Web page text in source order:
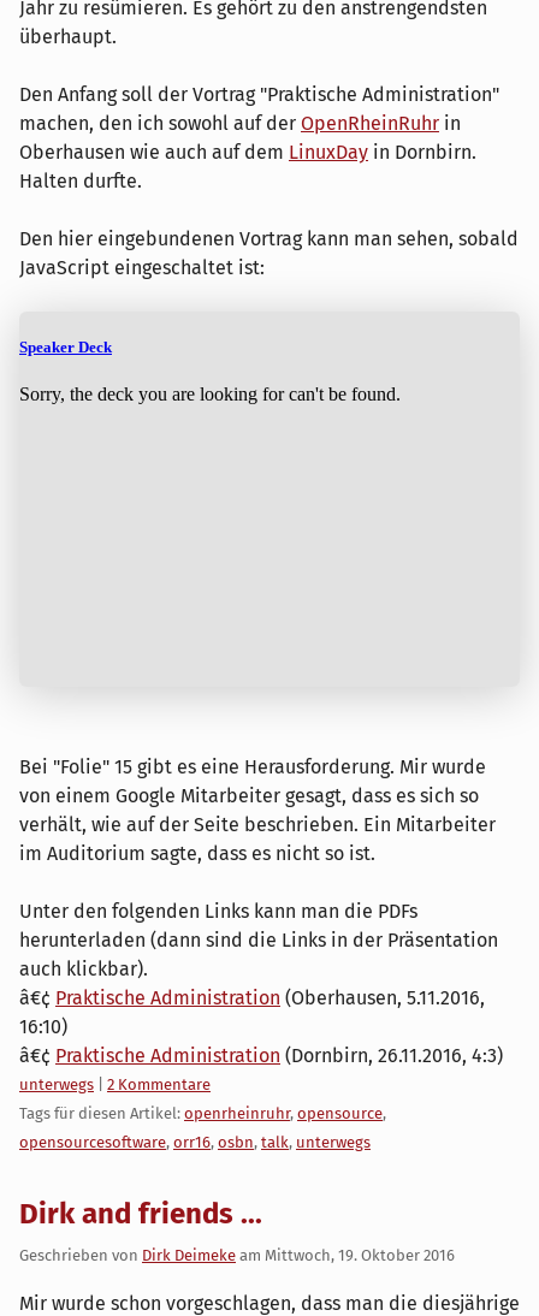
Jahr zu resümieren. Es gehört zu den anstrengendsten
überhaupt.
Den Anfang soll der Vortrag "Praktische Administration"
machen, den ich sowohl auf der OpenRheinRuhr in
Oberhausen wie auch auf dem LinuxDay in Dornbirn.
Halten durfte.
Den hier eingebundenen Vortrag kann man sehen, sobald
JavaScript eingeschaltet ist:
Bei "Folie" 15 gibt es eine Herausforderung. Mir wurde
von einem Google Mitarbeiter gesagt, dass es sich so
verhält, wie auf der Seite beschrieben. Ein Mitarbeiter
im Auditorium sagte, dass es nicht so ist.
Unter den folgenden Links kann man die PDFs
herunterladen (dann sind die Links in der Präsentation
auch klickbar).
â€¢ Praktische Administration (Oberhausen, 5.11.2016,
16:10)
â€¢ Praktische Administration (Dornbirn, 26.11.2016, 4:3)
Kategorien:
unterwegs
2 Kommentare
Tags für diesen Artikel: openrheinruhr, opensource,
opensourcesoftware, orr16, osbn, talk, unterwegs
Dirk and friends ...
Geschrieben von Dirk Deimeke am Mittwoch, 19. Oktober 2016
Mir wurde schon vorgeschlagen, dass man die diesjährige